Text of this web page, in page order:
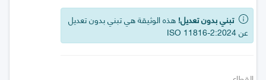
تبني بدون تعديل! هذه الوثيقة هي تبني بدون تعديل
عن ISO 11816-2:2024